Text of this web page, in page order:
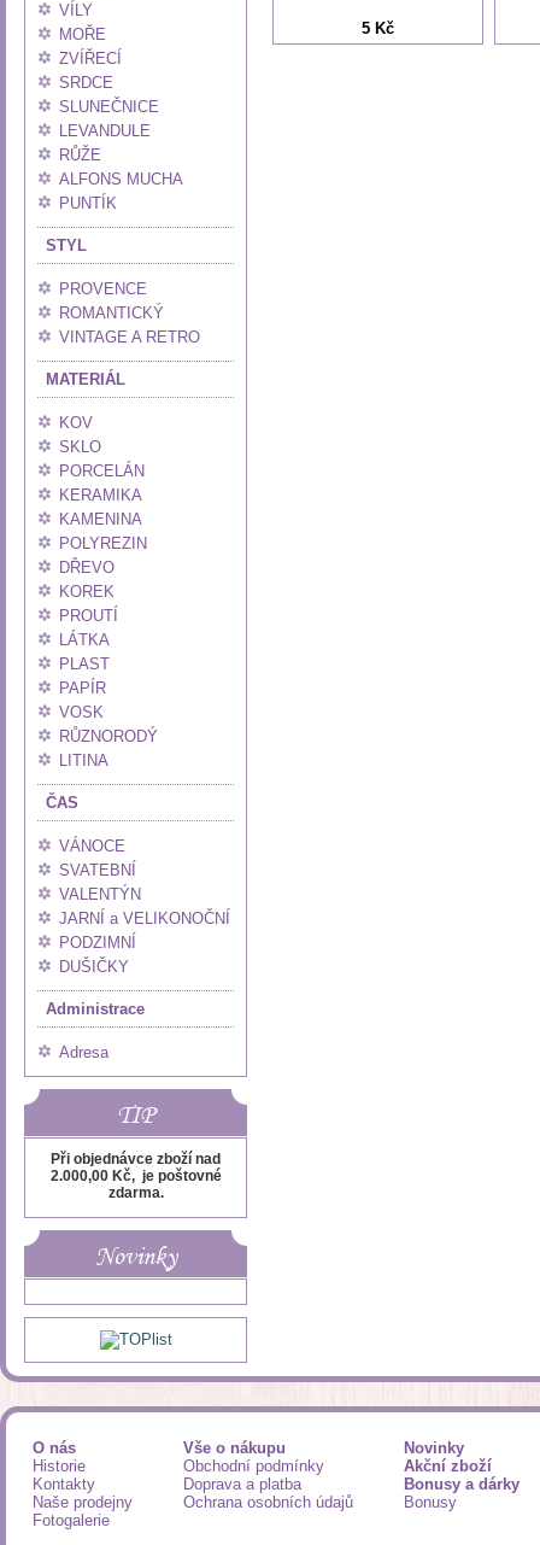
VÍLY
MOŘE
ZVÍŘECÍ
SRDCE
SLUNEČNICE
LEVANDULE
RŮŽE
ALFONS MUCHA
PUNTÍK
STYL
PROVENCE
ROMANTICKÝ
VINTAGE A RETRO
MATERIÁL
KOV
SKLO
PORCELÁN
KERAMIKA
KAMENINA
POLYREZIN
DŘEVO
KOREK
PROUTÍ
LÁTKA
PLAST
PAPÍR
VOSK
RŮZNORODÝ
LITINA
ČAS
VÁNOCE
SVATEBNÍ
VALENTÝN
JARNÍ a VELIKONOČNÍ
PODZIMNÍ
DUŠIČKY
Administrace
Adresa
TIP
Při objednávce zboží nad
2.000,00 Kč, je poštovné
zdarma.
Novinky
5 Kč
O nás
Historie
Kontakty
Naše prodejny
Fotogalerie
Vše o nákupu
Obchodní podmínky
Doprava a platba
Ochrana osobních údajů
Novinky
Akční zboží
Bonusy a dárky
Bonusy